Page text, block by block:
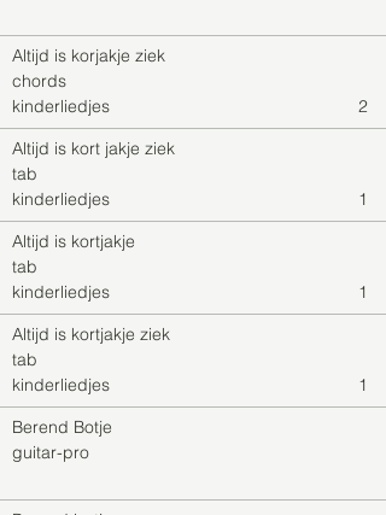
Altijd is korjakje ziek
chords
kinderliedjes
2
Altijd is kort jakje ziek
tab
kinderliedjes
1
Altijd is kortjakje
tab
kinderliedjes
1
Altijd is kortjakje ziek
tab
kinderliedjes
1
Berend Botje
guitar-pro